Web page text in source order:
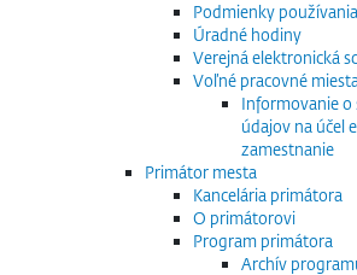
Podmienky používania
Úradné hodiny
Verejná elektronická
Voľné pracovné miesta
Informovanie o
údajov na účel
zamestnanie
Primátor mesta
Kancelária primátora
O primátorovi
Program primátora
Archív